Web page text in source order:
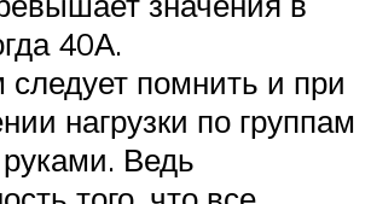
40А.
помнить и при
нагрузки по группам
Ведь